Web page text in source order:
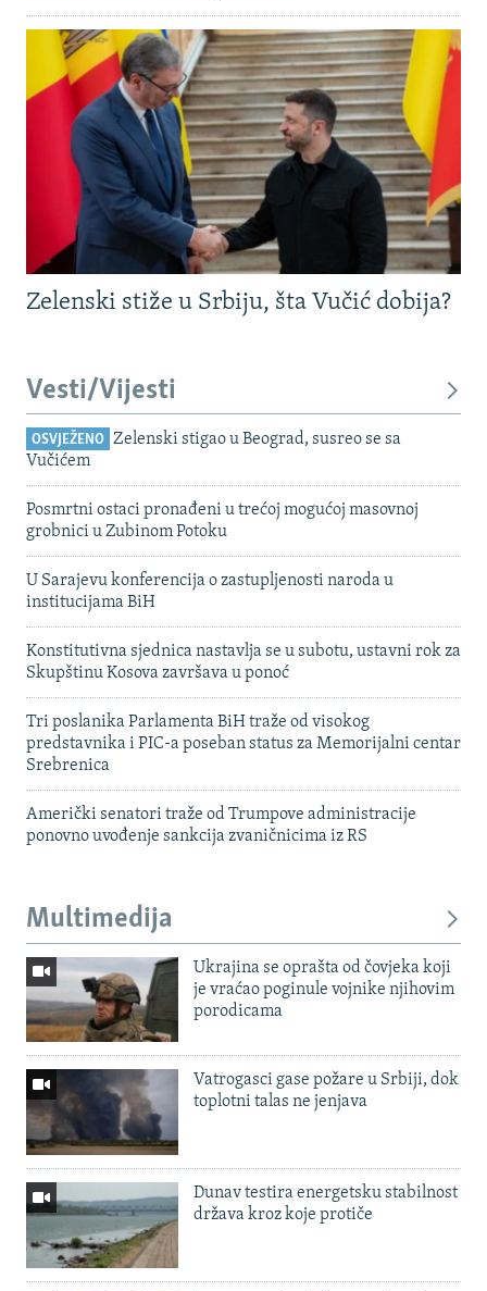
Zelenski stiže u Srbiju, šta Vučić dobija?
Vesti/Vijesti
OSVJEŽENO
Zelenski stigao u Beograd, susreo se sa
Vučićem
Posmrtni ostaci pronađeni u trećoj mogućoj masovnoj
grobnici u Zubinom Potoku
U Sarajevu konferencija o zastupljenosti naroda u
institucijama BiH
Konstitutivna sjednica nastavlja se u subotu, ustavni rok za
Skupštinu Kosova završava u ponoć
Tri poslanika Parlamenta BiH traže od visokog
predstavnika i PIC-a poseban status za Memorijalni centar
Srebrenica
Američki senatori traže od Trumpove administracije
ponovno uvođenje sankcija zvaničnicima iz RS
Multimedija
Ukrajina se oprašta od čovjeka koji
je vraćao poginule vojnike njihovim
porodicama
Vatrogasci gase požare u Srbiji, dok
toplotni talas ne jenjava
Dunav testira energetsku stabilnost
država kroz koje protiče